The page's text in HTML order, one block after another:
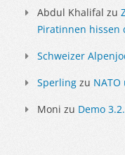
Abdul Khalifal zu
Piratinnen hissen
Schweizer
Sperling zu
Moni zu Demo